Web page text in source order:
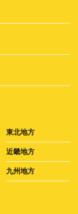
東北地方
近畿地方
九州地方